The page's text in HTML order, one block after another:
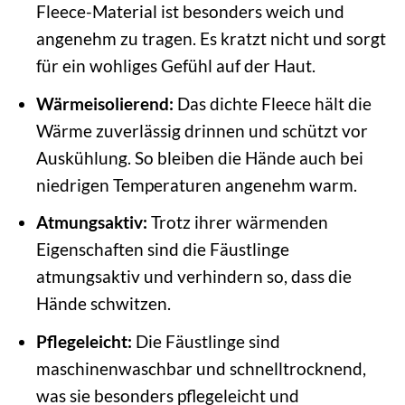
Fleece-Material ist besonders weich und
angenehm zu tragen. Es kratzt nicht und sorgt
für ein wohliges Gefühl auf der Haut.
Wärmeisolierend: Das dichte Fleece hält die
Wärme zuverlässig drinnen und schützt vor
Auskühlung. So bleiben die Hände auch bei
niedrigen Temperaturen angenehm warm.
Atmungsaktiv: Trotz ihrer wärmenden
Eigenschaften sind die Fäustlinge
atmungsaktiv und verhindern so, dass die
Hände schwitzen.
Pflegeleicht: Die Fäustlinge sind
maschinenwaschbar und schnelltrocknend,
was sie besonders pflegeleicht und